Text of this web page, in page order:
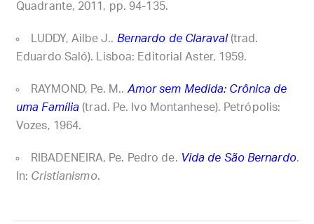
Quadrante, 2011, pp. 94-135.
LUDDY, Ailbe J.. Bernardo de Claraval(trad.
Eduardo Saló). Lisboa: Editorial Aster, 1959.
RAYMOND, Pe. M.. Amor sem Medida: Crônica de
uma Família (trad. Pe. Ivo Montanhese). Petrópolis:
Vozes, 1964.
RIBADENEIRA, Pe. Pedro de. Vida de São Bernardo.
In: Cristianismo.